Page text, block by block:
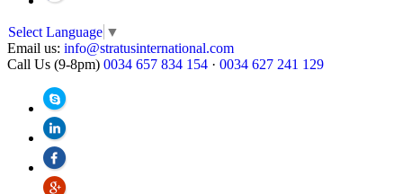
Select Language ▼
Email us: info@stratusinternational.com
Call Us (9-8pm) 0034 657 834 154 · 0034 627 241 129